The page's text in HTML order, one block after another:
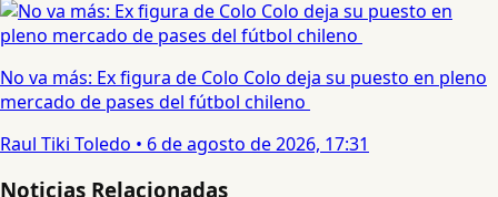
No va más: Ex figura de Colo Colo deja su puesto en pleno
mercado de pases del fútbol chileno
Raul Tiki Toledo • 6 de agosto de 2026, 17:31
Noticias Relacionadas